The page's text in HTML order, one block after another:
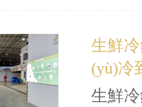
生鮮
(yù)冷
生鮮